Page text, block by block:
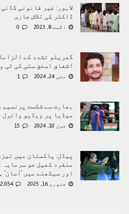
لاہور: غیر قانونی
ڈاکٹر کی تلاش جاری
اگست 8, 2023 0
گھریلو تشدد کے
اشفاق اسحٰق ستی کی ٹی
مئی 24, 2024 1
بھارت سے شکست
میڈیا پر ویڈیو وائرل
جون 10, 2024 15
پیڈل: پاکستان میں
منفرد کھیل جو سرمایہ
اور سیکھنے میں ’آسان‘
جنوری 16, 2025 2,054